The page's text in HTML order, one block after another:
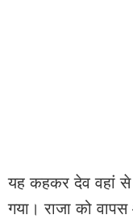
यह कहकर देव वहां
गया। राजा को